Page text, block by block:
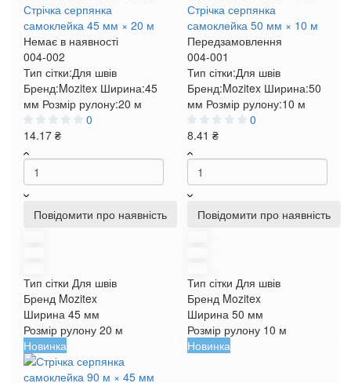
Стрічка серпянка
самоклейка 45 мм × 20 м
Немає в наявності
004-002
Тип сітки:Для швів
Бренд:Mozitex Ширина:45
мм Розмір рулону:20 м
0
14.17 ₴
Повідомити про наявність
Тип сітки Для швів
Бренд Mozitex
Ширина 45 мм
Розмір рулону 20 м
Стрічка серпянка
самоклейка 50 мм × 10 м
Передзамовлення
004-001
Тип сітки:Для швів
Бренд:Mozitex Ширина:50
мм Розмір рулону:10 м
0
8.41 ₴
Повідомити про наявність
Тип сітки Для швів
Бренд Mozitex
Ширина 50 мм
Розмір рулону 10 м
Новинка
Новинка